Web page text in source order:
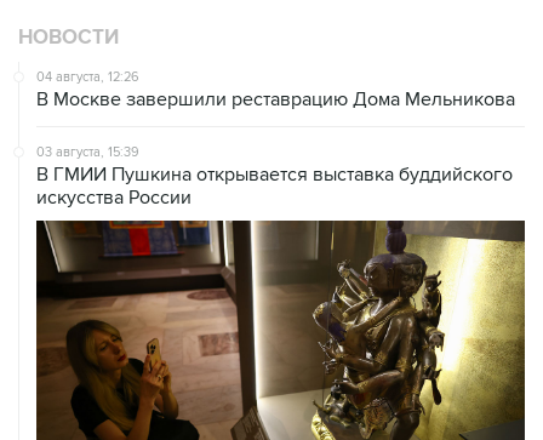
НОВОСТИ
04 августа, 12:26
В Москве завершили реставрацию Дома Мельникова
03 августа, 15:39
В ГМИИ Пушкина открывается выставка буддийского
искусства России